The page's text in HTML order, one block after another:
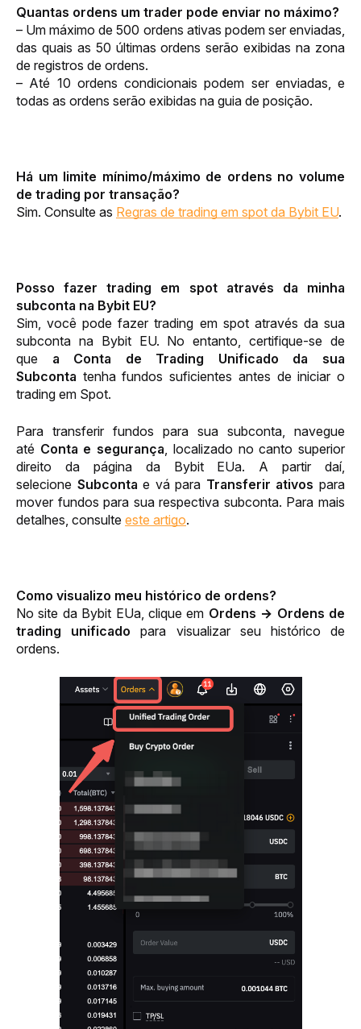
Quantas ordens um trader pode enviar no máximo?
– Um máximo de 500 ordens ativas podem ser enviadas,
das quais as 50 últimas ordens serão exibidas na zona
de registros de ordens.
– Até 10 ordens condicionais podem ser enviadas, e
todas as ordens serão exibidas na guia de posição.
Há um limite mínimo/máximo de ordens no volume
de trading por transação?
Sim. Consulte as Regras de trading em spot da Bybit EU.
Posso fazer trading em spot através da minha
subconta na Bybit EU?
Sim, você pode fazer trading em spot através da sua
subconta na Bybit EU. No entanto, certifique-se de
que a Conta de Trading Unificado da sua
Subconta tenha fundos suficientes antes de iniciar o
trading em Spot.
Para transferir fundos para sua subconta, navegue
até Conta e segurança, localizado no canto superior
direito da página da Bybit EUa. A partir daí,
selecione Subconta e vá para Transferir ativos para
mover fundos para sua respectiva subconta. Para mais
detalhes, consulte este artigo.
Como visualizo meu histórico de ordens?
No site da Bybit EUa, clique em Ordens → Ordens de
trading unificado para visualizar seu histórico de
ordens.